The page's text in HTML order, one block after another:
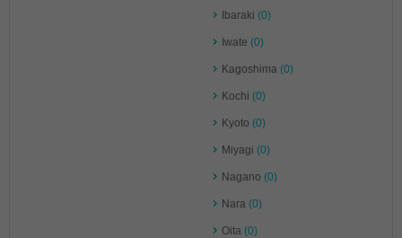
Ibaraki (0)
Iwate (0)
Kagoshima (0)
Kochi (0)
Kyoto (0)
Miyagi (0)
Nagano (0)
Nara (0)
Oita (0)